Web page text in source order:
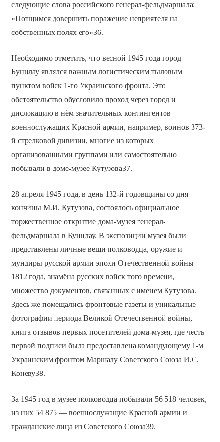
следующие слова российского генерал-фельдмаршала:
«Потщимся довершить поражение неприятеля на
собственных полях его»36.
Необходимо отметить, что весной 1945 года город
Бунцлау являлся важным логистическим тыловым
пунктом войск 1-го Украинского фронта. Это
обстоятельство обусловило проход через город и
дислокацию в нём значительных контингентов
военнослужащих Красной армии, например, воинов 373-
й стрелковой дивизии, многие из которых
организованными группами или самостоятельно
побывали в доме-музее Кутузова37.
28 апреля 1945 года, в день 132-й годовщины со дня
кончины М.И. Кутузова, состоялось официальное
торжественное открытие дома-музея генерал-
фельдмаршала в Бунцлау. В экспозиции музея были
представлены личные вещи полководца, оружие и
мундиры русской армии эпохи Отечественной войны
1812 года, знамёна русских войск того времени,
множество документов, связанных с именем Кутузова.
Здесь же помещались фронтовые газеты и уникальные
фотографии периода Великой Отечественной войны,
книга отзывов первых посетителей дома-музея, где честь
первой подписи была предоставлена командующему 1-м
Украинским фронтом Маршалу Советского Союза И.С.
Коневу38.
За 1945 год в музее полководца побывали 56 518 человек,
из них 54 875 — военнослужащие Красной армии и
гражданские лица из Советского Союза39.